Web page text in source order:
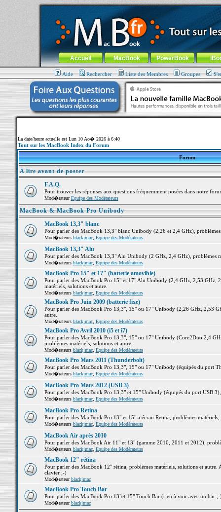
MacBook-fr.com : 100% Apple... 100% nomade !
Aller au contenu-Aller au menu général-Aller au menu de
Menu général
Accueil MacBook PowerBook
Aide Rechercher Liste des Membres Groupes
La date/heure actuelle est Lun 10 Ao� 2026 à 6:40
Tout sur les MacBook Index du Forum
Forum
A lire avant de poster
F.A.Q.
Pour trouver les réponses aux questions fréquemment posées dans notre
Mod�rateurEquipe des Modérateurs
MacBook & MacBook Pro Unibody
MacBook 13,3" blanc
Pour parler des MacBook 13,3" blanc Unibody (2,26 et 2,4 GHz),
Mod�rateurs blackjmac, Equipe des Modérateurs
MacBook 13,3" Alu
Pour parler des MacBook 13,3" Alu Unibody (2 GHz, 2,4 GHz), problèmes
Mod�rateurs blackjmac, Equipe des Modérateurs
MacBook Pro 15" et 17" (batterie amovible)
Pour parler des MacBook Pro 15" et 17" Alu Unibody (2,4 GHz, 2,53 GHz,
matériels, solutions et autre.
Mod�rateurs blackjmac, Equipe des Modérateurs
MacBook Pro Juin 2009 (batterie fixe)
Pour parler des MacBook Pro 13,3", 15" ou 17" Unibody (2,26 GHz, 2,53
autre.
Mod�rateurs blackjmac, Equipe des Modérateurs
MacBook Pro Avril 2010 (i5 et i7)
Pour parler des MacBook Pro 13,3", 15" ou 17" Unibody (Core2Duo 2,4
problèmes matériels, solutions et autre.
Mod�rateurs blackjmac, Equipe des Modérateurs
MacBook Pro Mars 2011 (Thunderbolt)
Pour parler des MacBook Pro 13,3", 15" ou 17" Unibody (équipés du port
Mod�rateurs blackjmac, Equipe des Modérateurs
MacBook Pro Mars 2012 (USB 3)
Pour parler des MacBook Pro 13,3" et 15" Unibody (équipés du port USB
Mod�rateurs blackjmac, Equipe des Modérateurs
MacBook Pro Retina
Pour parler des MacBook Pro 13" et 15" a écran Retina, problèmes matériels,
Mod�rateurs blackjmac, Equipe des Modérateurs
MacBook Air après 2010
Pour parler des MacBook Air 11" et 13" (gamme 2010, 2011 et 2012),
Mod�rateurs blackjmac, Equipe des Modérateurs
MacBook 12" rétina
Pour parler des MacBook 12" rétina, problèmes matériels, solutions et
clavier ;-)
Mod�rateurblackjmac
MacBook Pro Touch Bar
Pour parler des MacBook Pro 13"et 15" Touch Bar (rien à voir avec un bar
Mod�rateurblackjmac